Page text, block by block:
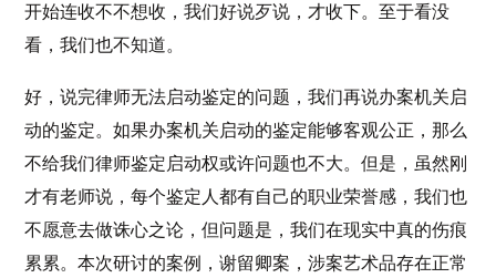
开始连收不不想收，我们好说歹说，才收下。至于看没
看，我们也不知道。
好，说完律师无法启动鉴定的问题，我们再说办案机关启
动的鉴定。如果办案机关启动的鉴定能够客观公正，那么
不给我们律师鉴定启动权或许问题也不大。但是，虽然刚
才有老师说，每个鉴定人都有自己的职业荣誉感，我们也
不愿意去做诛心之论，但问题是，我们在现实中真的伤痕
累累。本次研讨的案例，谢留卿案，涉案艺术品存在正常